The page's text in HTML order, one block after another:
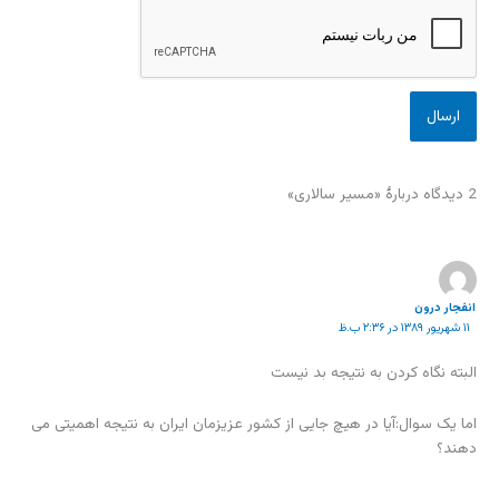
2 دیدگاه دربارهٔ «مسیر سالاری»
انفجار درون
۱۱ شهریور ۱۳۸۹ در ۲:۳۶ ب.ظ
البته نگاه کردن به نتیجه بد نیست
اما یک سوال:آیا در هیچ جایی از کشور عزیزمان ایران به نتیجه اهمیتی می
دهند؟